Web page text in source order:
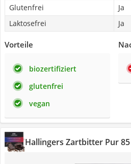
Glutenfrei
Ja
Laktosefrei
Ja
Vorteile
biozertifiziert
glutenfrei
vegan
Hallingers Zartbitter Pur 85